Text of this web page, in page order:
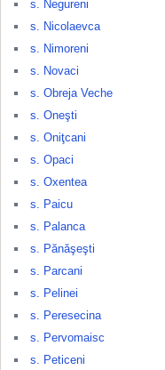
s. Negureni
s. Nicolaevca
s. Nimoreni
s. Novaci
s. Obreja Veche
s. Oneşti
s. Oniţcani
s. Opaci
s. Oxentea
s. Paicu
s. Palanca
s. Pănăşeşti
s. Parcani
s. Pelinei
s. Peresecina
s. Pervomaisc
s. Peticeni